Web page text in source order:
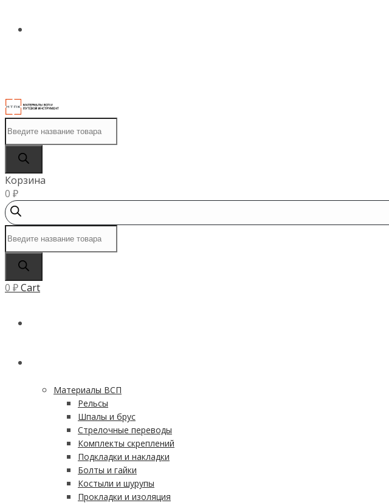
товаров
Корзина
0 ₽
товаров
0 ₽Cart
Материалы ВСП
Рельсы
Шпалы и брус
Стрелочные переводы
Комплекты скреплений
Подкладки и накладки
Болты и гайки
Костыли и шурупы
Прокладки и изоляция